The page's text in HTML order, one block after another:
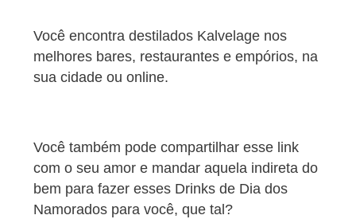
Você encontra destilados Kalvelage nos
melhores bares, restaurantes e empórios, na
sua cidade ou online.
Você também pode compartilhar esse link
com o seu amor e mandar aquela indireta do
bem para fazer esses Drinks de Dia dos
Namorados para você, que tal?